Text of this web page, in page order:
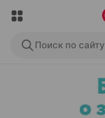
Поиск по сайту